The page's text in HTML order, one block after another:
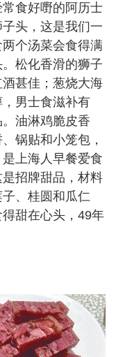
食好嘢的阿历士
头，这是我们一
个汤菜会食得满
松化香滑的狮子
甚佳；葱烧大海
男士食滋补有
油淋鸡脆皮香
锅贴和小笼包，
上海人早餐爱食
招牌甜品，材料
、桂圆和瓜仁
甜在心头，49年